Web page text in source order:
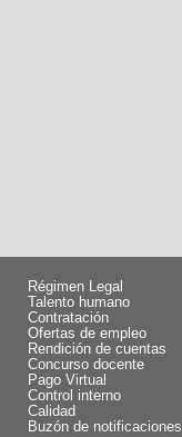
Régimen Legal
Talento humano
Contratación
Ofertas de empleo
Rendición de cuentas
Concurso docente
Pago Virtual
Control interno
Calidad
Buzón de notificaciones